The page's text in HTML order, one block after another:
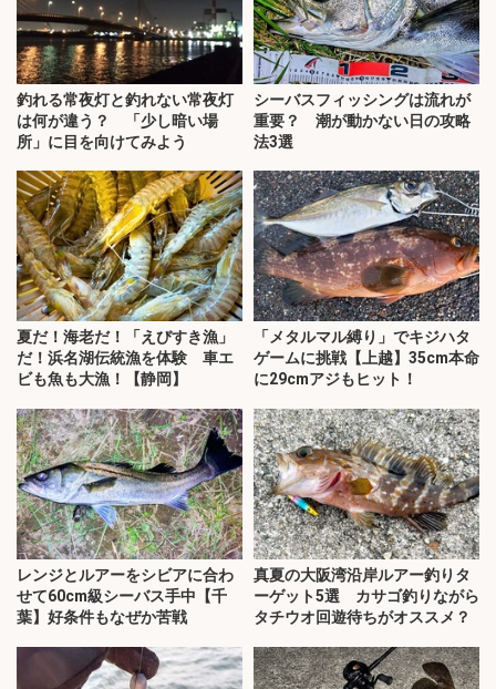
釣れる常夜灯と釣れない常夜灯
は何が違う？ 「少し暗い場
所」に目を向けてみよう
シーバスフィッシングは流れが
重要？ 潮が動かない日の攻略
法3選
夏だ！海老だ！「えびすき漁」
だ！浜名湖伝統漁を体験 車エ
ビも魚も大漁！【静岡】
「メタルマル縛り」でキジハタ
ゲームに挑戦【上越】35cm本命
に29cmアジもヒット！
レンジとルアーをシビアに合わ
せて60cm級シーバス手中【千
葉】好条件もなぜか苦戦
真夏の大阪湾沿岸ルアー釣りタ
ーゲット5選 カサゴ釣りながら
タチウオ回遊待ちがオススメ？